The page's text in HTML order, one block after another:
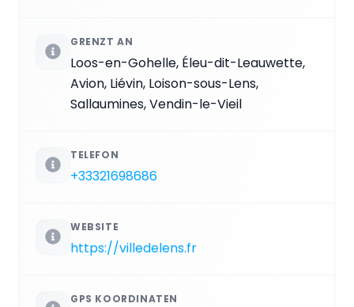
GRENZT AN
Loos-en-Gohelle, Éleu-dit-Leauwette,
Avion, Liévin, Loison-sous-Lens,
Sallaumines, Vendin-le-Vieil
TELEFON
+33321698686
WEBSITE
https://villedelens.fr
GPS KOORDINATEN